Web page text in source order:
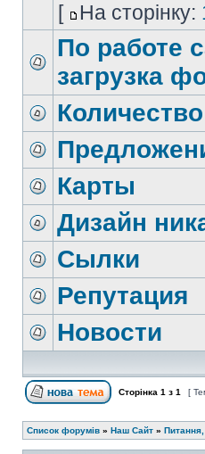
[ На сторінку:
По работе
загрузка
Карты
Дизайн
Сылки
Репутация
Новости
Сторінка 1 з 1 [
Список форумів » Наш Сайт » Питання,